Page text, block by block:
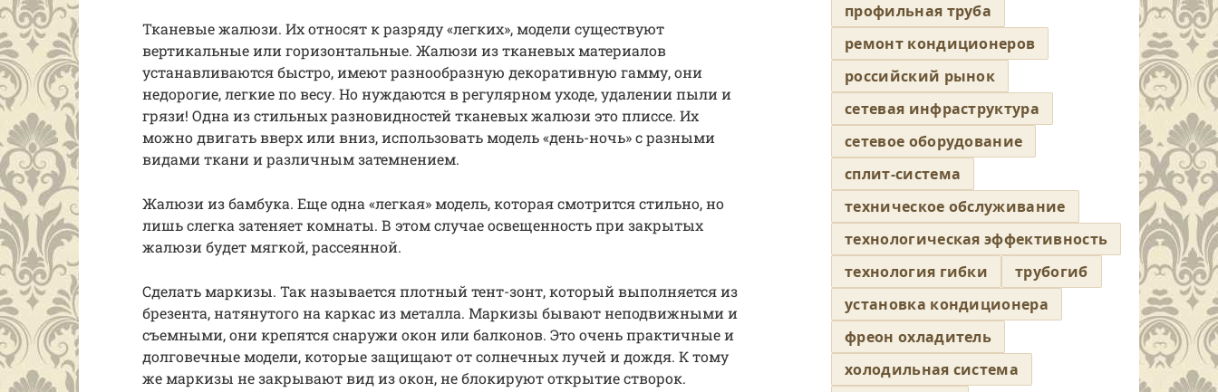
Тканевые жалюзи. Их относят к разряду «легких», модели существуют
вертикальные или горизонтальные. Жалюзи из тканевых материалов
устанавливаются быстро, имеют разнообразную декоративную гамму, они
недорогие, легкие по весу. Но нуждаются в регулярном уходе, удалении пыли и
грязи! Одна из стильных разновидностей тканевых жалюзи это плиссе. Их
можно двигать вверх или вниз, использовать модель «день-ночь» с разными
видами ткани и различным затемнением.
Жалюзи из бамбука. Еще одна «легкая» модель, которая смотрится стильно, но
лишь слегка затеняет комнаты. В этом случае освещенность при закрытых
жалюзи будет мягкой, рассеянной.
Сделать маркизы. Так называется плотный тент-зонт, который выполняется из
брезента, натянутого на каркас из металла. Маркизы бывают неподвижными и
съемными, они крепятся снаружи окон или балконов. Это очень практичные и
долговечные модели, которые защищают от солнечных лучей и дождя. К тому
же маркизы не закрывают вид из окон, не блокируют открытие створок.
профильная труба
ремонт кондиционеров
российский рынок
сетевая инфраструктура
сетевое оборудование
сплит-система
техническое обслуживание
технологическая эффективность
технология гибки
трубогиб
установка кондиционера
фреон охладитель
холодильная система